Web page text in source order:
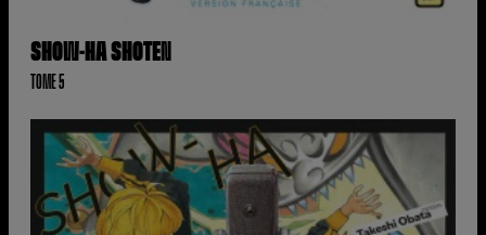
SHOW-HA SHOTEN
TOME 5